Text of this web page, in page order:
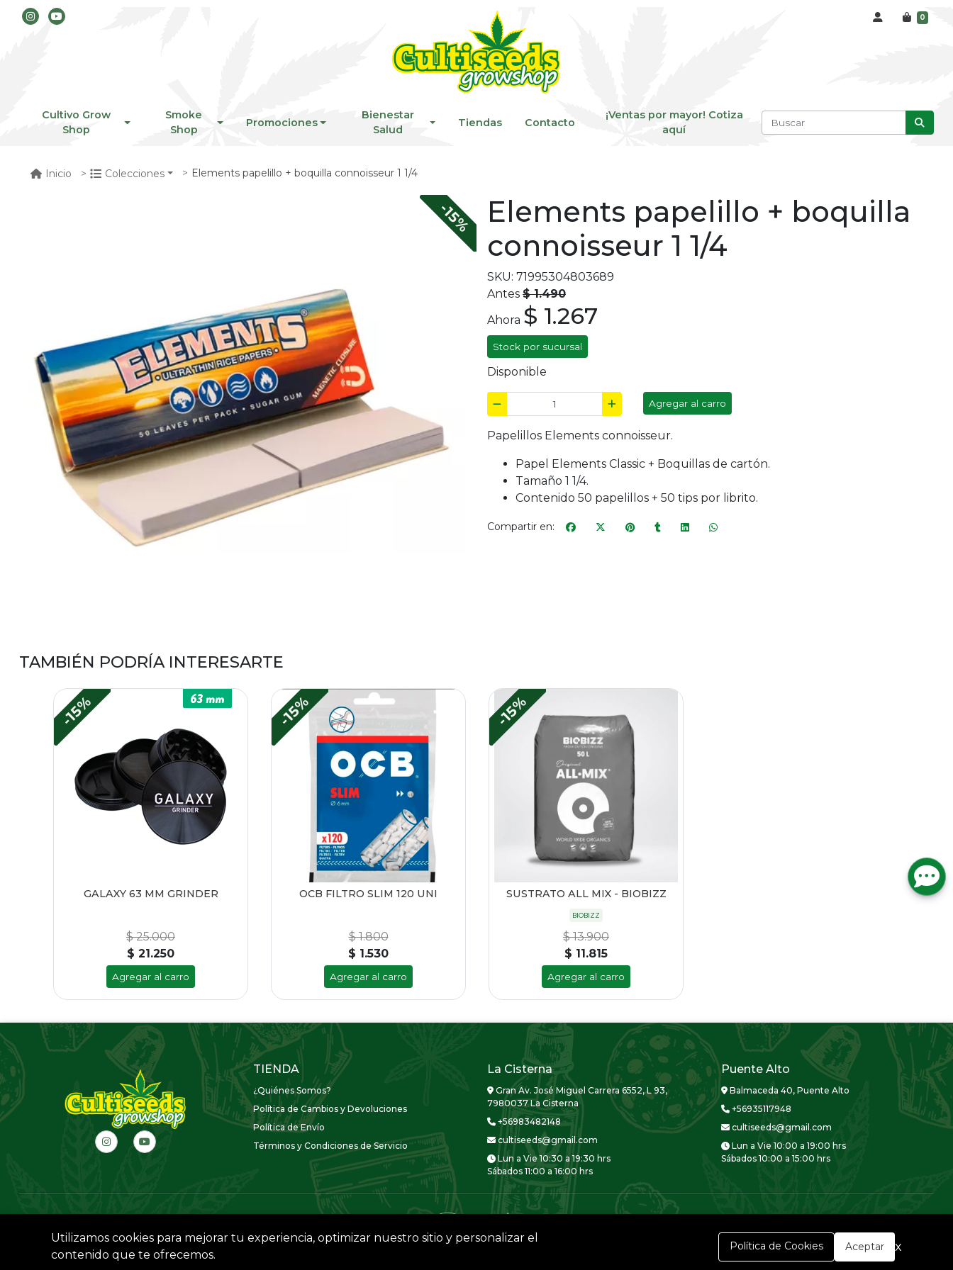
0
Cultivo Grow
Shop
Smoke
Shop
Promociones
Bienestar
Salud
Tiendas Contacto
¡Ventas por mayor! Cotiza
aquí
Inicio Colecciones Elements papelillo + boquilla connoisseur 1 1/4
-15% Elements papelillo + boquilla
connoisseur 1 1/4
SKU: 71995304803689
Antes $ 1.490
Ahora $ 1.267
Stock por sucursal
Disponible
Agregar al carro
Papelillos Elements connoisseur.
Papel Elements Classic + Boquillas de cartón.
Tamaño 1 1/4.
Contenido 50 papelillos + 50 tips por librito.
Compartir en:
TAMBIÉN PODRÍA INTERESARTE
-15%
GALAXY 63 MM GRINDER
$ 25.000
$ 21.250
Agregar al carro
-15%
OCB FILTRO SLIM 120 UNI
$ 1.800
$ 1.530
Agregar al carro
-15%
SUSTRATO ALL MIX - BIOBIZZ
BIOBIZZ
$ 13.900
$ 11.815
Agregar al carro
TIENDA
¿Quiénes Somos?
Política de Cambios y Devoluciones
Política de Envío
Términos y Condiciones de Servicio
La Cisterna
Gran Av. José Miguel Carrera 6552, L 93,
7980037 La Cisterna
+56983482148
cultiseeds@gmail.com
Lun a Vie 10:30 a 19:30 hrs
Sábados 11:00 a 16:00 hrs
Puente Alto
Balmaceda 40, Puente Alto
+56935117948
cultiseeds@gmail.com
Lun a Vie 10:00 a 19:00 hrs
Sábados 10:00 a 15:00 hrs
Utilizamos cookies para mejorar tu experiencia, optimizar nuestro sitio y personalizar el
contenido que te ofrecemos.
Política de Cookies Aceptar x